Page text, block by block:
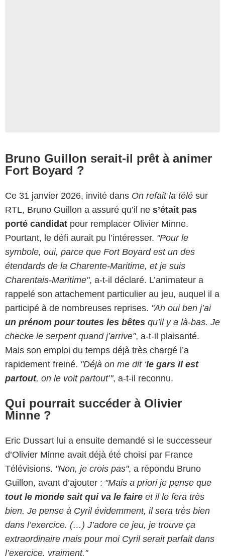
Bruno Guillon serait-il prêt à animer
Fort Boyard ?
Ce 31 janvier 2026, invité dans On refait la télé sur
RTL, Bruno Guillon a assuré qu’il ne s’était pas
porté candidat pour remplacer Olivier Minne.
Pourtant, le défi aurait pu l’intéresser. "Pour le
symbole, oui, parce que Fort Boyard est un des
étendards de la Charente-Maritime, et je suis
Charentais-Maritime", a-t-il déclaré. L’animateur a
rappelé son attachement particulier au jeu, auquel il a
participé à de nombreuses reprises. "Ah oui ben j’ai
un prénom pour toutes les bêtes qu’il y a là-bas. Je
checke le serpent quand j’arrive", a-t-il plaisanté.
Mais son emploi du temps déjà très chargé l’a
rapidement freiné. "Déjà on me dit ‘le gars il est
partout, on le voit partout’", a-t-il reconnu.
Qui pourrait succéder à Olivier
Minne ?
Eric Dussart lui a ensuite demandé si le successeur
d’Olivier Minne avait déjà été choisi par France
Télévisions. "Non, je crois pas", a répondu Bruno
Guillon, avant d’ajouter : "Mais a priori je pense que
tout le monde sait qui va le faire et il le fera très
bien. Je pense à Cyril évidemment, il sera très bien
dans l’exercice. (…) J’adore ce jeu, je trouve ça
extraordinaire mais pour moi Cyril serait parfait dans
l’exercice, vraiment."